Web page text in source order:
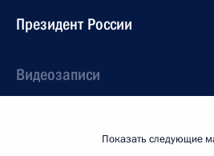
Президент России
Видеозаписи
Показать следующие